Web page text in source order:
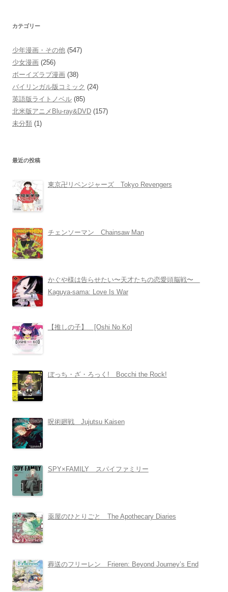
カテゴリー
少年漫画・その他 (547)
少女漫画 (256)
ボーイズラブ漫画 (38)
バイリンガル版コミック (24)
英語版ライトノベル (85)
北米版アニメBlu-ray&DVD (157)
未分類 (1)
最近の投稿
東京卍リベンジャーズ Tokyo Revengers
チェンソーマン Chainsaw Man
かぐや様は告らせたい〜天才たちの恋愛頭脳戦〜
Kaguya-sama: Love Is War
【推しの子】 [Oshi No Ko]
ぼっち・ざ・ろっく! Bocchi the Rock!
呪術廻戦 Jujutsu Kaisen
SPY×FAMILY スパイファミリー
薬屋のひとりごと The Apothecary Diaries
葬送のフリーレン Frieren: Beyond Journey’s End